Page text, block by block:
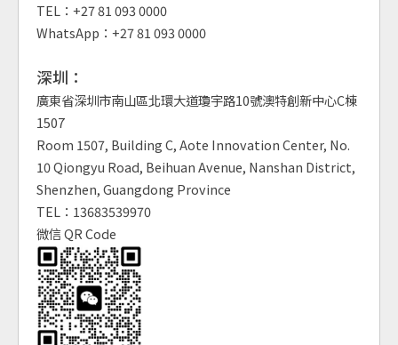
TEL：+27 81 093 0000
WhatsApp：+27 81 093 0000
深圳：
廣東省深圳市南山區北環大道瓊宇路10號澳特創新中心C棟
1507
Room 1507, Building C, Aote Innovation Center, No.
10 Qiongyu Road, Beihuan Avenue, Nanshan District,
Shenzhen, Guangdong Province
TEL：13683539970
微信 QR Code